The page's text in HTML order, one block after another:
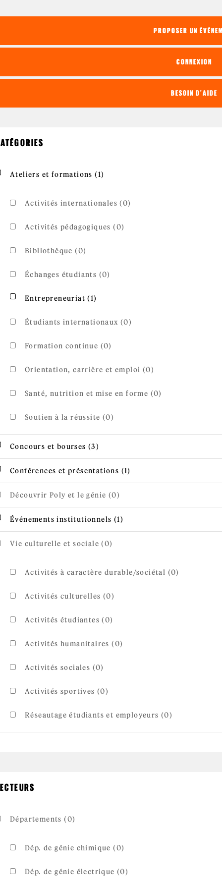
PROPOSER UN
CONNEXION
BESOIN D'AIDE
Apply Ateliers et formations filter
Ateliers et formations (1)
Activités internationales (0)
Activités pédagogiques (0)
Bibliothèque (0)
Échanges étudiants (0)
Apply Entrepreneuriat filter
Entrepreneuriat (1)
Étudiants internationaux (0)
Formation continue (0)
Orientation, carrière et emploi (0)
Santé, nutrition et mise en forme (0)
Soutien à la réussite (0)
Apply Concours et bourses filter
Concours et bourses (3)
Apply Conférences et présentations filter
Conférences et présentations (1)
Découvrir Poly et le génie (0)
Apply Événements institutionnels filter
Événements institutionnels (1)
Vie culturelle et sociale (0)
Activités à caractère durable/sociétal (0)
Activités culturelles (0)
Activités étudiantes (0)
Activités humanitaires (0)
Activités sociales (0)
Activités sportives (0)
Réseautage étudiants et employeurs (0)
Départements (0)
Dép. de génie chimique (0)
Dép. de génie électrique (0)